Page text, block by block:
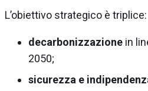
L’obiettivo strategico è triplice:
decarbonizzazione in
2050;
sicurezza e